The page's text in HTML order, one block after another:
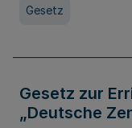
Gesetz
Gesetz zur
„Deutsche